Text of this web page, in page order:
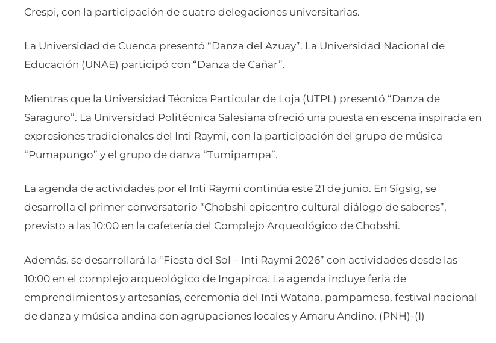
Crespi, con la participación de cuatro delegaciones universitarias.
La Universidad de Cuenca presentó “Danza del Azuay”. La Universidad Nacional de
Educación (UNAE) participó con “Danza de Cañar”.
Mientras que la Universidad Técnica Particular de Loja (UTPL) presentó “Danza de
Saraguro”. La Universidad Politécnica Salesiana ofreció una puesta en escena inspirada en
expresiones tradicionales del Inti Raymi, con la participación del grupo de música
“Pumapungo” y el grupo de danza “Tumipampa”.
La agenda de actividades por el Inti Raymi continúa este 21 de junio. En Sígsig, se
desarrolla el primer conversatorio “Chobshi epicentro cultural diálogo de saberes”,
previsto a las 10:00 en la cafetería del Complejo Arqueológico de Chobshi.
Además, se desarrollará la “Fiesta del Sol – Inti Raymi 2026” con actividades desde las
10:00 en el complejo arqueológico de Ingapirca. La agenda incluye feria de
emprendimientos y artesanías, ceremonia del Inti Watana, pampamesa, festival nacional
de danza y música andina con agrupaciones locales y Amaru Andino. (PNH)-(I)